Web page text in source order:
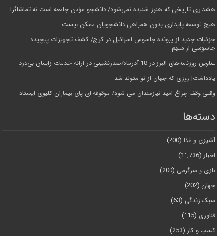
هشداری تاریخی که هنوز شنیده نمی‌شود/ دانشجو مؤذن جامعه است نه تماشاگر!
هیچ توسعه پایداری بدون همراهی دانشجویان ممکن نیست
جزئیات جدید از پرونده جاسوس اسرائیل در کرج/‌ کشف تجهیزات پیچیده
جاسوسی از متهم
عناوین روزنامه‌های البرز در ‌18 آذرماه/صدرنشینی در ارائه خدمات زایمان بی‌درد
یادداشت| روزی که جهان از نو متولد شد
وقتی وقف چراغ امید نیازمندان می شود/ موقوفه ای پای بیماران کلیوی ایستاد
دسته‌ها
آشپزی و غذا (200)
اخبار (11,736)
بازی و سرگرمی (200)
جهان (202)
سبک زندگی (63)
فناوری (115)
کسب و کار (253)